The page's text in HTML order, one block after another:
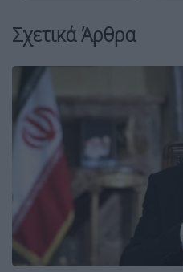
Σχετικά Άρθρα